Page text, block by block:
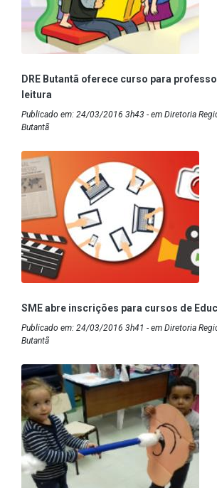
DRE Butantã oferece curso para
leitura
Publicado em: 24/03/2016 3h43 - em Diretoria
Butantã
SME abre inscrições para cursos de
Publicado em: 24/03/2016 3h41 - em Diretoria
Butantã